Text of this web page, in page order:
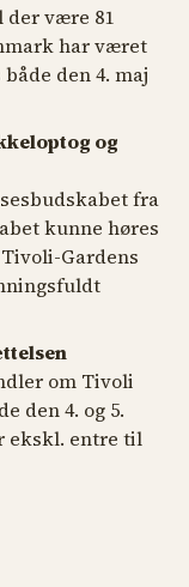
der være 81
har været
den 4. maj
og
fra
kunne høres
Gardens
om Tivoli
den 4. og 5.
ekskl. entre til